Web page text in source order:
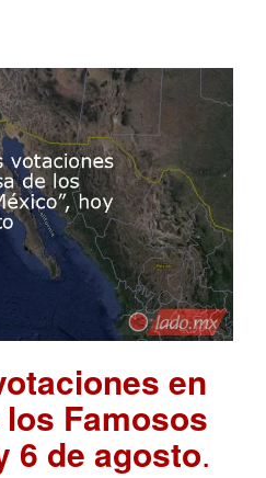
en
los Famosos
6 de agosto.